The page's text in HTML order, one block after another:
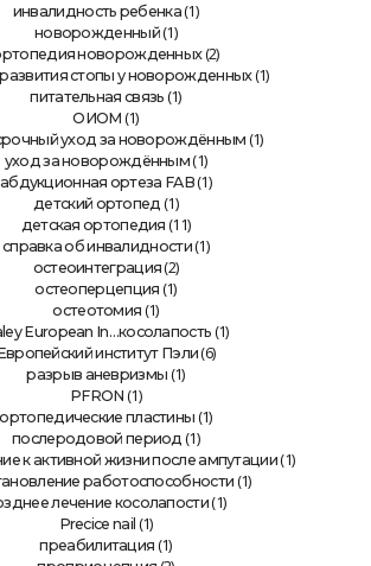
инвалидность ребенка(1)
новорожденный(1)
новорожденных(2)
стопы у новорожденных(1)
питательная связь (1)
ОИОМ (1)
уход за новорождённым (1)
уход за новорождённым (1)
абдукционная ортеза FAB(1)
детский ортопед (1)
детская ортопедия (11)
справка об инвалидности(1)
остеоинтеграция (2)
остеоперцепция (1)
остеотомия (1)
European In…косолапость (1)
институт Пэли (6)
разрыв аневризмы (1)
PFRON (1)
ортопедические пластины (1)
послеродовой период (1)
к активной жизни после ампутации (1)
работоспособности (1)
лечение косолапости(1)
Precice nail (1)
преабилитация (1)